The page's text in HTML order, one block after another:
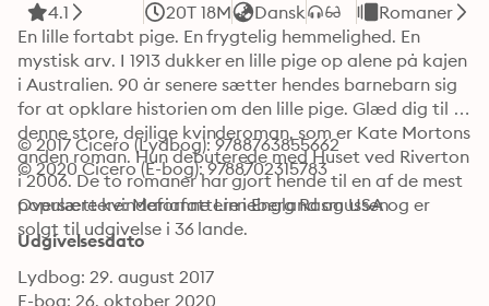
4.1 20T 18M Dansk
Romaner
En lille fortabt pige. En frygtelig hemmelighed. En
mystisk arv. I 1913 dukker en lille pige op alene på kajen
i Australien. 90 år senere sætter hendes barnebarn sig
for at opklare historien om den lille pige. Glæd dig til
denne store, dejlige kvinderoman, som er Kate Mortons
anden roman. Hun debuterede med Huset ved Riverton
i 2006. De to romaner har gjort hende til en af de mest
populære kvindeforfattere i England og USA og er
solgt til udgivelse i 36 lande.
© 2017 Cicero (Lydbog): 9788763855662
© 2020 Cicero (E-bog): 9788702315783
Oversættere: Marianne Linneberg Rasmussen
Udgivelsesdato
Lydbog: 29. august 2017
E-bog: 26. oktober 2020